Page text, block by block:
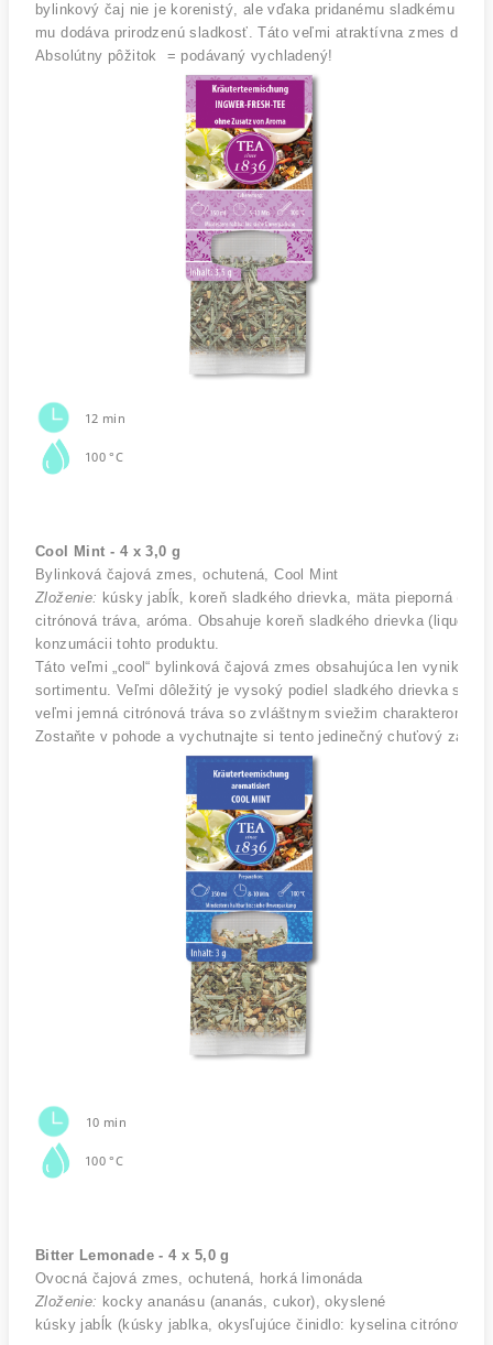
bylinkový čaj nie je korenistý, ale vďaka pridanému sladkému
mu dodáva prirodzenú sladkosť. Táto veľmi atraktívna zmes
Absolútny pôžitok  = podávaný vychladený!
12 min
100 °C
Cool Mint - 4 x 3,0 g
Bylinková čajová zmes, ochutená, Cool Mint
Zloženie: kúsky jabĺk, koreň sladkého drievka, mäta pieporná
citrónová tráva, aróma. Obsahuje koreň sladkého drievka
konzumácii tohto produktu.
Táto veľmi „cool“ bylinková čajová zmes obsahujúca len
sortimentu. Veľmi dôležitý je vysoký podiel sladkého drievka s
veľmi jemná citrónová tráva so zvláštnym sviežim charakterom a
Zostaňte v pohode a vychutnajte si tento jedinečný chuťový
10 min
100 °C
Bitter Lemonade - 4 x 5,0 g
Ovocná čajová zmes, ochutená, horká limonáda
Zloženie: kocky ananásu (ananás, cukor), okyslené
kúsky jabĺk (kúsky jablka, okysľujúce činidlo: kyselina